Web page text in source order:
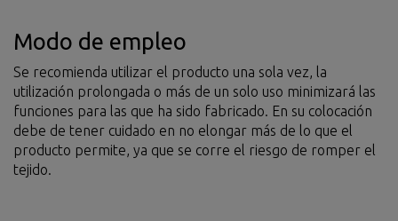
Modo de empleo
Se recomienda utilizar el producto una sola vez, la
utilización prolongada o más de un solo uso minimizará las
funciones para las que ha sido fabricado. En su colocación
debe de tener cuidado en no elongar más de lo que el
producto permite, ya que se corre el riesgo de romper el
tejido.